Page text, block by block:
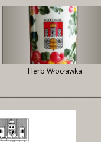
Herb Włocławka